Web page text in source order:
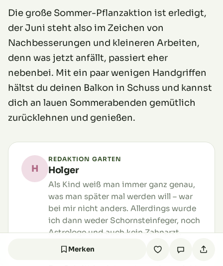
Die große Sommer-Pflanzaktion ist erledigt,
der Juni steht also im Zeichen von
Nachbesserungen und kleineren Arbeiten,
denn was jetzt anfällt, passiert eher
nebenbei. Mit ein paar wenigen Handgriffen
hältst du deinen Balkon in Schuss und kannst
dich an lauen Sommerabenden gemütlich
zurücklehnen und genießen.
H
REDAKTION GARTEN
Holger
Als Kind weiß man immer ganz genau,
was man später mal werden will – war
bei mir nicht anders. Allerdings wurde
ich dann weder Schornsteinfeger, noch
Astrologe und auch kein Zahnarzt.
Stattdessen landete ich als Moderator
beim Radio und als Redakteur beim TV.
Merken